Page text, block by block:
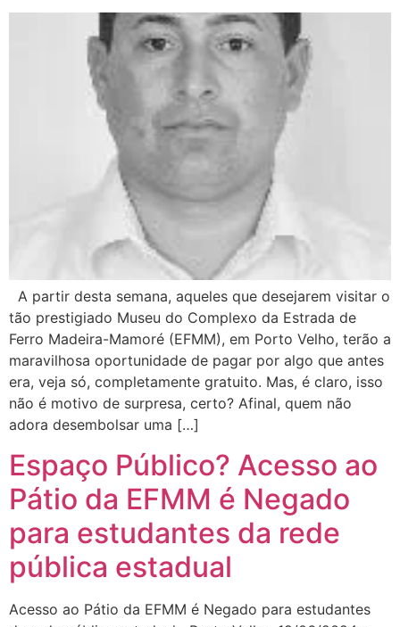
A partir desta semana, aqueles que desejarem visitar o
tão prestigiado Museu do Complexo da Estrada de
Ferro Madeira-Mamoré (EFMM), em Porto Velho, terão a
maravilhosa oportunidade de pagar por algo que antes
era, veja só, completamente gratuito. Mas, é claro, isso
não é motivo de surpresa, certo? Afinal, quem não
adora desembolsar uma […]
Espaço Público? Acesso ao
Pátio da EFMM é Negado
para estudantes da rede
pública estadual
Acesso ao Pátio da EFMM é Negado para estudantes